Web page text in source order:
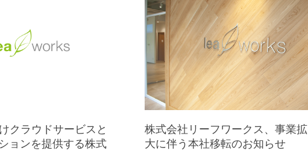
クラウドサービスと
ョンを提供する株式
株式会社リーフワークス、事業拡
大に伴う本社移転のお知らせ